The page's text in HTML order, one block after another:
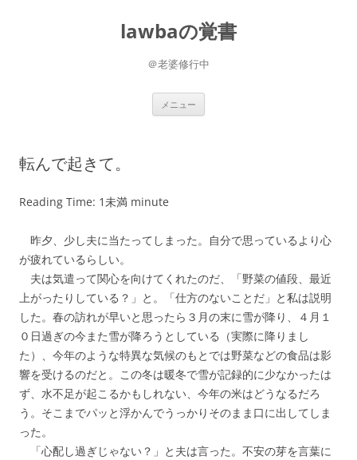
lawbaの覚書
＠老婆修行中
メニュー
転んで起きて。
Reading Time: 1未満 minute
昨夕、少し夫に当たってしまった。自分で思っているより心
が疲れているらしい。
夫は気遣って関心を向けてくれたのだ、「野菜の値段、最近
上がったりしている？」と。「仕方のないことだ」と私は説明
した。春の訪れが早いと思ったら３月の末に雪が降り、４月１
０日過ぎの今また雪が降ろうとしている（実際に降りまし
た）、今年のような特異な気候のもとでは野菜などの食品は影
響を受けるのだと。この冬は暖冬で雪が記録的に少なかったは
ず、水不足が起こるかもしれない、今年の米はどうなるだろ
う。そこまでパッと浮かんでうっかりそのまま口に出してしま
った。
「心配し過ぎじゃない？」と夫は言った。不安の芽を言葉に